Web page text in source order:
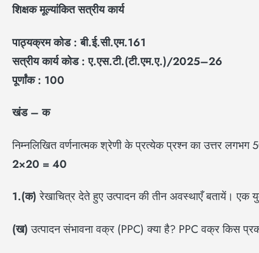
शिक्षक मूल्यांकित सत्रीय कार्य
पाठ्यक्रम कोड : बी.ई.सी.एम.161
सत्रीय कार्य कोड : ए.एस.टी.(टी.एम.ए.)/2025–26
पूर्णांक : 100
खंड – क
निम्नलिखित वर्णनात्मक श्रेणी के प्रत्येक प्रश्न का उत्तर
2×20 = 40
1.(क)रेखाचित्र देते हुए उत्पादन की तीन अवस्थाएँ बतायें। एक
(ख)उत्पादन संभावना वक्र (PPC) क्या है? PPC वक्र किस